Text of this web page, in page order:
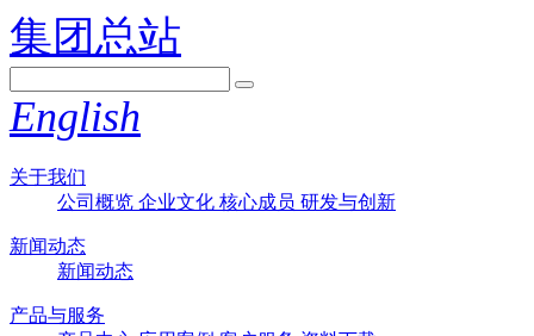
集团总站
English
关于我们
公司概览 企业文化 核心成员 研发与创新
新闻动态
新闻动态
产品与服务